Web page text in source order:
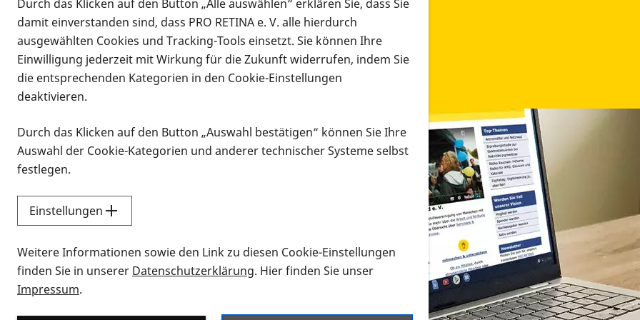
Infomaterial
Infomaterial
Vorlesen
Alle Infomaterialien in verschiedenen Formaten an
Sie möchten wissen, wie Sie nach Infonmaterial suchen und dieses bestellen bzw. herunterladen
Durch das Klicken auf den Button „Alle auswählen“ erklären Sie, dass Sie
damit einverstanden sind, dass PRO RETINA e. V. alle hierdurch
ausgewählten Cookies und Tracking-Tools einsetzt. Sie können Ihre
Einwilligung jederzeit mit Wirkung für die Zukunft widerrufen, indem Sie
die entsprechenden Kategorien in den Cookie-Einstellungen
deaktivieren.
Durch das Klicken auf den Button „Auswahl bestätigen“ können Sie Ihre
Auswahl der Cookie-Kategorien und anderer technischer Systeme selbst
festlegen.
Einstellungen
Weitere Informationen sowie den Link zu diesen Cookie-Einstellungen
finden Sie in unserer Datenschutzerklärung. Hier finden Sie unser
Impressum.